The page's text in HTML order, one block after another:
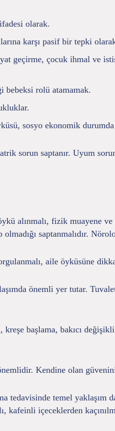
olarak.
karşı pasif bir tepki
geçirme, çocuk ihmal ve
bebeksi rolü atamamak.
sosyo ekonomik
sorun saptanır. Uyum
alınmalı, fizik muayene
saptanmalıdır.
aile öyküsüne
önemli yer tutar.
başlama, bakıcı
Kendine olan
tedavisinde temel
kafeinli içeceklerden